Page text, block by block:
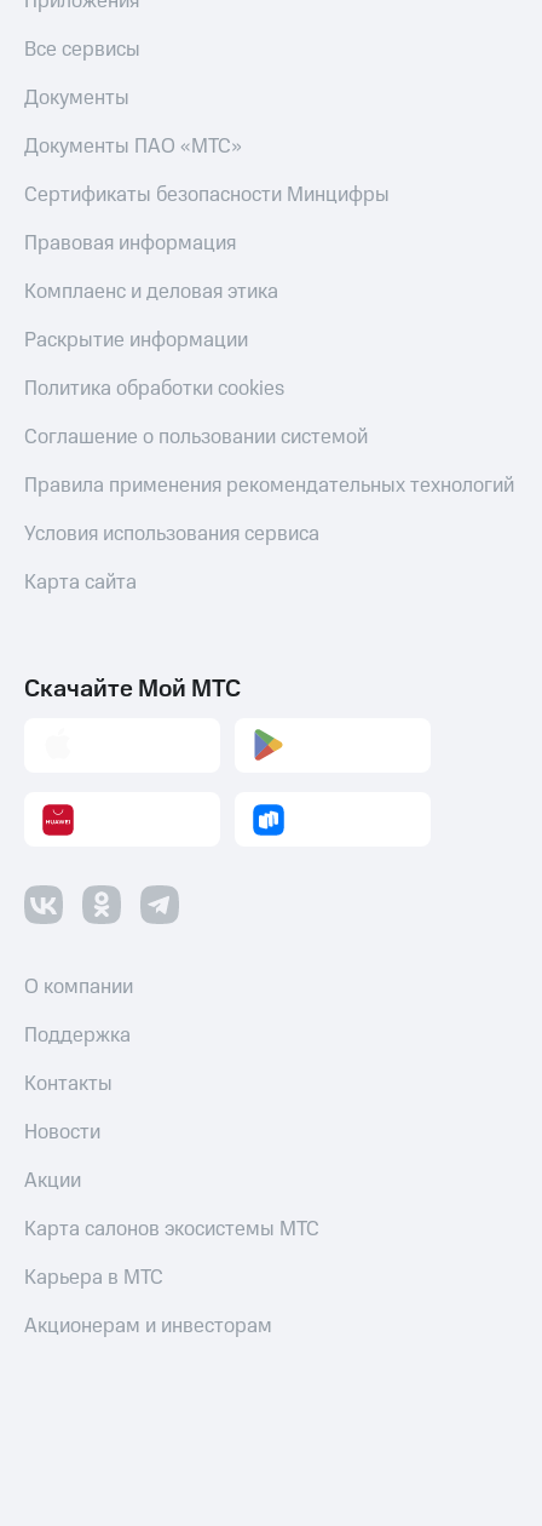
Все сервисы
Документы
Документы ПАО «МТС»
Сертификаты безопасности Минцифры
Правовая информация
Комплаенс и деловая этика
Раскрытие информации
Политика обработки cookies
Соглашение о пользовании системой
Правила применения рекомендательных технологий
Условия использования сервиса
Карта сайта
Скачайте Мой МТС
О компании
Поддержка
Контакты
Новости
Акции
Карта салонов экосистемы МТС
Карьера в МТС
Акционерам и инвесторам